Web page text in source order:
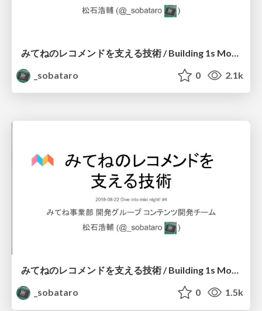
_sobataro
0 2.1k
みてねのレコメンドを支える技術 / Building 1s Movie of Mitene
_sobataro
0 1.5k